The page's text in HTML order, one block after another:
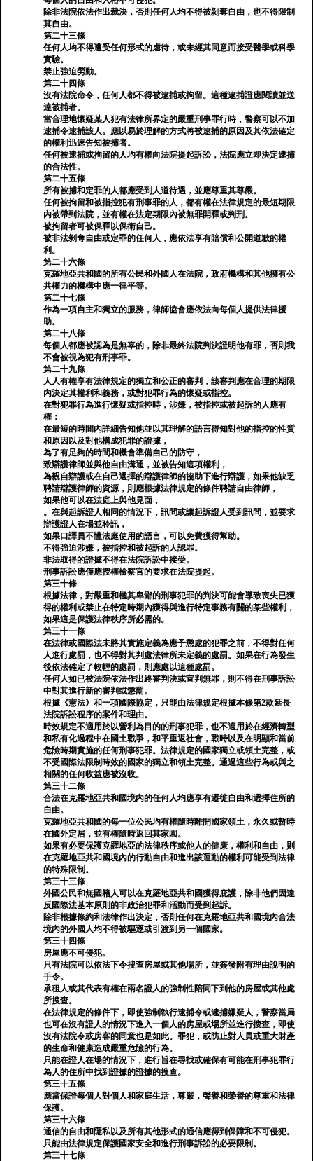
除非法院依法作出裁決，否則任何人均不得被剝奪自由，也不得限制
其自由。
第二十三條
任何人均不得遭受任何形式的虐待，或未經其同意而接受醫學或科學
實驗。
禁止強迫勞動。
第二十四條
沒有法院命令，任何人都不得被逮捕或拘留。這種逮捕證應閱讀並送
達被捕者。
當合理地懷疑某人犯有法律所界定的嚴重刑事罪行時，警察可以不加
逮捕令逮捕該人。應以易於理解的方式將被逮捕的原因及其依法確定
的權利迅速告知被捕者。
任何被逮捕或拘留的人均有權向法院提起訴訟，法院應立即決定逮捕
的合法性。
第二十五條
所有被捕和定罪的人都應受到人道待遇，並應尊重其尊嚴。
任何被拘留和被指控犯有刑事罪的人，都有權在法律規定的最短期限
內被帶到法院，並有權在法定期限內被無罪開釋或判刑。
被拘留者可被保釋以保衛自己。
被非法剝奪自由或定罪的任何人，應依法享有賠償和公開道歉的權
利。
第二十六條
克羅地亞共和國的所有公民和外國人在法院，政府機構和其他擁有公
共權力的機構中應一律平等。
第二十七條
作為一項自主和獨立的服務，律師協會應依法向每個人提供法律援
助。
第二十八條
每個人都應被認為是無辜的，除非最終法院判決證明他有罪，否則我
不會被視為犯有刑事罪。
第二十九條
人人有權享有法律規定的獨立和公正的審判，該審判應在合理的期限
內決定其權利和義務，或對犯罪行為的懷疑或指控。
在對犯罪行為進行懷疑或指控時，涉嫌，被指控或被起訴的人應有
權：
在最短的時間內詳細告知他並以其理解的語言得知對他的指控的性質
和原因以及對他構成犯罪的證據，
為了有足夠的時間和機會準備自己的防守，
致辯護律師並與他自由溝通，並被告知這項權利，
為親自辯護或在自己選擇的辯護律師的協助下進行辯護，如果他缺乏
聘請辯護律師的資源，則應根據法律規定的條件聘請自由律師，
如果他可以在法庭上與他見面，
。在與起訴證人相同的情況下，訊問或讓起訴證人受到訊問，並要求
辯護證人在場並聆訊，
如果口譯員不懂法庭使用的語言，可以免費獲得幫助。
不得強迫涉嫌，被指控和被起訴的人認罪。
非法取得的證據不得在法院訴訟中接受。
刑事訴訟應僅應授權檢察官的要求在法院提起。
第三十條
根據法律，對嚴重和極其卑鄙的刑事犯罪的判決可能會導致喪失已獲
得的權利或禁止在特定時期內獲得與進行特定事務有關的某些權利，
如果這是保護法律秩序所必需的。
第三十一條
在法律或國際法未將其實施定義為應予懲處的犯罪之前，不得對任何
人進行處罰，也不得對其判處法律所未定義的處罰。如果在行為發生
後依法確定了較輕的處罰，則應處以這種處罰。
任何人如已被法院依法作出終審判決或宣判無罪，則不得在刑事訴訟
中對其進行新的審判或懲罰。
根據《憲法》和一項國際協定，只能由法律規定根據本條第2款延長
法院訴訟程序的案件和理由。
時效規定不適用於以營利為目的的刑事犯罪，也不適用於在經濟轉型
和私有化過程中在國土戰爭，和平重返社會，戰時以及在明顯和當前
危險時期實施的任何刑事犯罪。法律規定的國家獨立或領土完整，或
不受國際法限制時效的國家的獨立和領土完整。通過這些行為或與之
相關的任何收益應被沒收。
第三十二條
合法在克羅地亞共和國境內的任何人均應享有遷徙自由和選擇住所的
自由。
克羅地亞共和國的每一位公民均有權隨時離開國家領土，永久或暫時
在國外定居，並有權隨時返回其家園。
如果有必要保護克羅地亞的法律秩序或他人的健康，權利和自由，則
在克羅地亞共和國境內的行動自由和進出該運動的權利可能受到法律
的特殊限制。
第三十三條
外國公民和無國籍人可以在克羅地亞共和國獲得庇護，除非他們因違
反國際法基本原則的非政治犯罪和活動而受到起訴。
除非根據條約和法律作出決定，否則任何在克羅地亞共和國境內合法
境內的外國人均不得被驅逐或引渡到另一個國家。
第三十四條
房屋應不可侵犯。
只有法院可以依法下令搜查房屋或其他場所，並簽發附有理由說明的
手令。
承租人或其代表有權在兩名證人的強制性陪同下到他的房屋或其他處
所搜查。
在法律規定的條件下，即使強制執行逮捕令或逮捕嫌疑人，警察當局
也可在沒有證人的情況下進入一個人的房屋或場所並進行搜查，即使
沒有法院令或房客的同意也是如此。罪犯，或防止對人員或重大財產
的生命和健康造成嚴重危險的行為。
只能在證人在場的情況下，進行旨在尋找或確保有可能在刑事犯罪行
為人的住所中找到證據的證據的搜查。
第三十五條
應當保證每個人對個人和家庭生活，尊嚴，聲譽和榮譽的尊重和法律
保護。
第三十六條
通信的自由和隱私以及所有其他形式的通信應得到保障和不可侵犯。
只能由法律規定保護國家安全和進行刑事訴訟的必要限制。
第三十七條